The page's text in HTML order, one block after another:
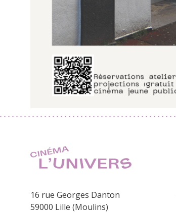
16 rue Georges Danton
59000 Lille (Moulins)